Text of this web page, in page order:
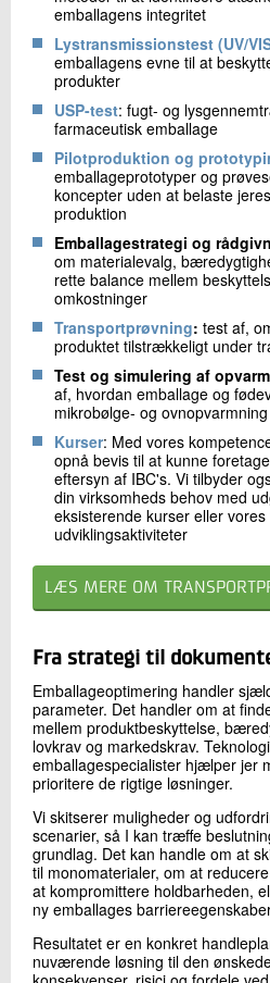
emballagens integritet
Lystransmissionstest (UV/
emballagens evne til at
produkter
USP-test: fugt- og
farmaceutisk emballage
Pilotproduktion og
emballageprototyper og
koncepter uden at belaste
produktion
Emballagestrategi og
om materialevalg,
rette balance mellem
omkostninger
Transportprøvning: test af,
produktet tilstrækkeligt under
Test og simulering af
af, hvordan emballage og
mikrobølge- og ovnopvarmning
Kurser: Med vores
opnå bevis til at kunne
eftersyn af IBC's. Vi tilbyder
din virksomheds behov med
eksisterende kurser eller
udviklingsaktiviteter
LÆS MERE OM
Fra strategi til
Emballageoptimering handler
parameter. Det handler om at
mellem produktbeskyttelse,
lovkrav og markedskrav.
emballagespecialister hjælper jer
prioritere de rigtige løsninger.
Vi skitserer muligheder og
scenarier, så I kan træffe
grundlag. Det kan handle om at
til monomaterialer, om at
at kompromittere holdbarheden,
ny emballages
Resultatet er en konkret
nuværende løsning til den